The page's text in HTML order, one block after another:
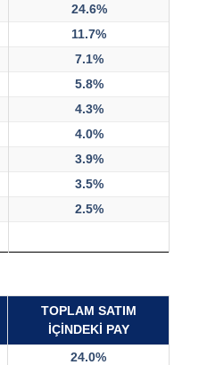
24.6%
11.7%
7.1%
5.8%
4.3%
4.0%
3.9%
3.5%
2.5%
TOPLAM SATIM
İÇİNDEKİ PAY
24.0%